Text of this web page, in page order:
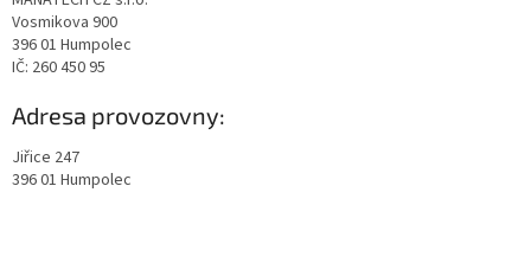
Vosmikova 900
396 01 Humpolec
IČ: 260 450 95
Adresa provozovny:
Jiřice 247
396 01 Humpolec